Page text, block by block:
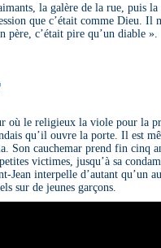
la galère de la rue, puis
que c’était comme Dieu. Il
père, c’était pire qu’un diable ».
où le religieux la viole pour la
qu’il ouvre la porte. Il est
Son cauchemar prend fin cinq
victimes, jusqu’à sa
Jean interpelle d’autant qu’un
sur de jeunes garçons.